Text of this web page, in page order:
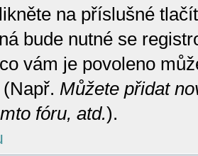
na příslušné
bude nutné se
vám je povoleno
Můžete přidat
fóru, atd.).